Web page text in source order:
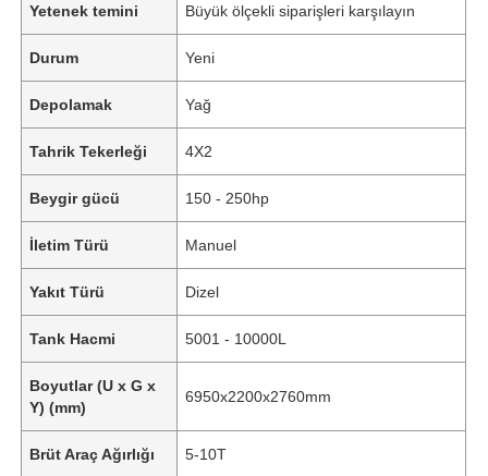
Yetenek temini Büyük ölçekli siparişleri karşılayın
Durum Yeni
Depolamak Yağ
Tahrik Tekerleği 4X2
Beygir gücü 150 - 250hp
İletim Türü Manuel
Yakıt Türü Dizel
Tank Hacmi 5001 - 10000L
Boyutlar (U x G x
Y) (mm)
6950x2200x2760mm
Brüt Araç Ağırlığı 5-10T